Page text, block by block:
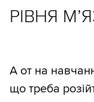
РІВНЯ
А от на
що треба